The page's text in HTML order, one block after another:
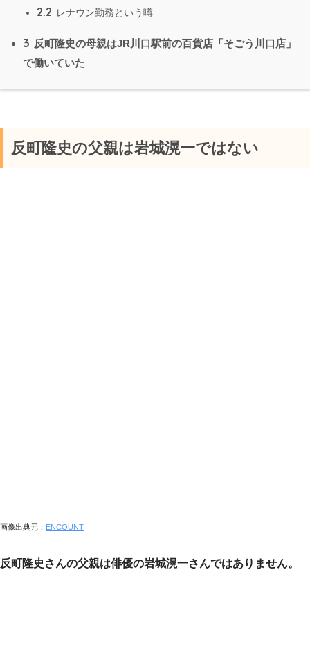
2.2 レナウン勤務という噂
3 反町隆史の母親はJR川口駅前の百貨店「そごう川口店」
で働いていた
反町隆史の父親は岩城滉一ではない
画像出典元： ENCOUNT
反町隆史さんの父親は俳優の岩城滉一さんではありません。